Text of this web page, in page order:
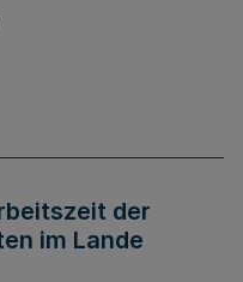
der
im Lande